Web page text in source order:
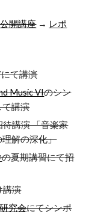
開講座→ レポ
て講演
Music VIのシン
て講演
待講演 「音楽家
解の深化」
の夏期講習にて招
講演
究会にてシンポ